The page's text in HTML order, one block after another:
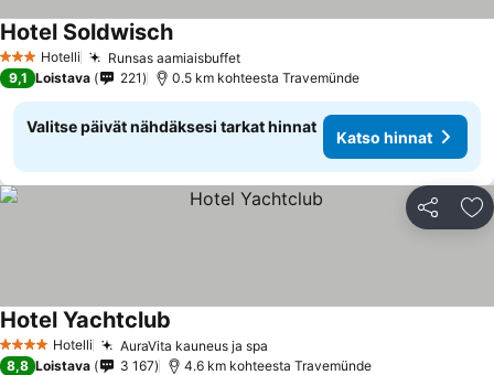
3 Tähtiluokitus
Hotelli Runsas aamiaisbuffet
Hotel Soldwisch
9,1 Loistava 221 0.5 km kohteesta Travemünde
Valitse päivät nähdäksesi tarkat hinnat
Katso hinnat
Jaa
4 Tähtiluokitus
Hotelli AuraVita kauneus ja spa
Hotel Yachtclub
8,8 Loistava 3 167 4.6 km kohteesta Travemünde